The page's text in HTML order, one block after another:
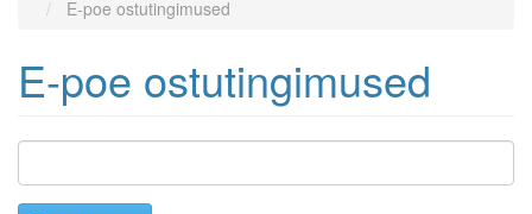
E-poe ostutingimused
E-poe ostutingimused